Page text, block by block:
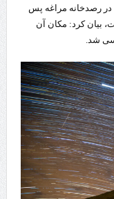
در رصدخانه مراغه پس
است، بیان کرد: مکان آن
شد.